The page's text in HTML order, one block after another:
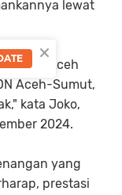
lewat
Polda Aceh
Aceh-Sumut,
kata Joko,
2024.
yang
prestasi
×